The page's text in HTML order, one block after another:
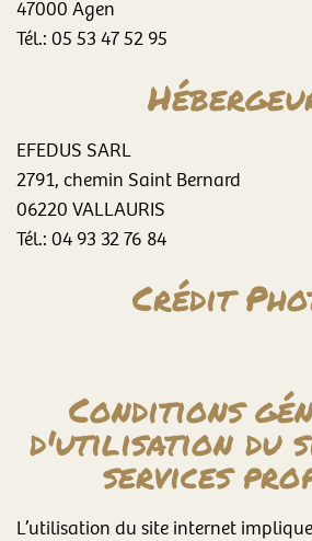
47000 Agen
Tél.: 05 53 47 52 95
EFEDUS SARL
2791, chemin Saint Bernard
06220 VALLAURIS
Tél.: 04 93 32 76 84
Crédit
Conditions
d'utilisation du
services
L’utilisation du site internet